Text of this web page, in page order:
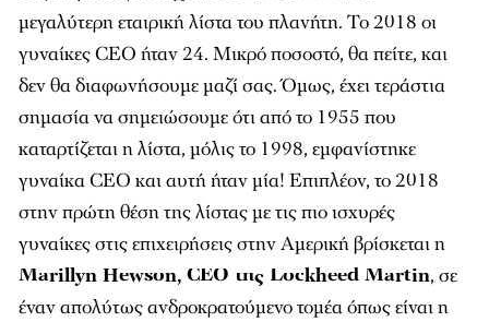
μεγαλύτερη εταιρική λίστα του πλανήτη. Το 2018 οι
γυναίκες CEO ήταν 24. Μικρό ποσοστό, θα πείτε, και
δεν θα διαφωνήσουμε μαζί σας. Όμως, έχει τεράστια
σημασία να σημειώσουμε ότι από το 1955 που
καταρτίζεται η λίστα, μόλις το 1998, εμφανίστηκε
γυναίκα CEO και αυτή ήταν μία! Επιπλέον, το 2018
στην πρώτη θέση της λίστας με τις πιο ισχυρές
γυναίκες στις επιχειρήσεις στην Αμερική βρίσκεται η
Marillyn Hewson, CEO της Lockheed Martin, σε
έναν απολύτως ανδροκρατούμενο τομέα όπως είναι η